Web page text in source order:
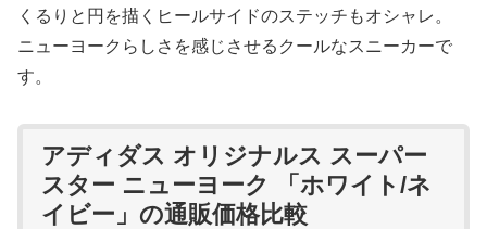
くるりと円を描くヒールサイドのステッチもオシャレ。
ニューヨークらしさを感じさせるクールなスニーカーで
す。
アディダス オリジナルス スーパー
スター ニューヨーク 「ホワイト/ネ
イビー」の通販価格比較